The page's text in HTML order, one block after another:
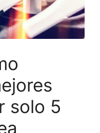
solo 5